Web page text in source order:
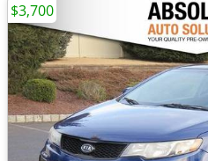
$3,700